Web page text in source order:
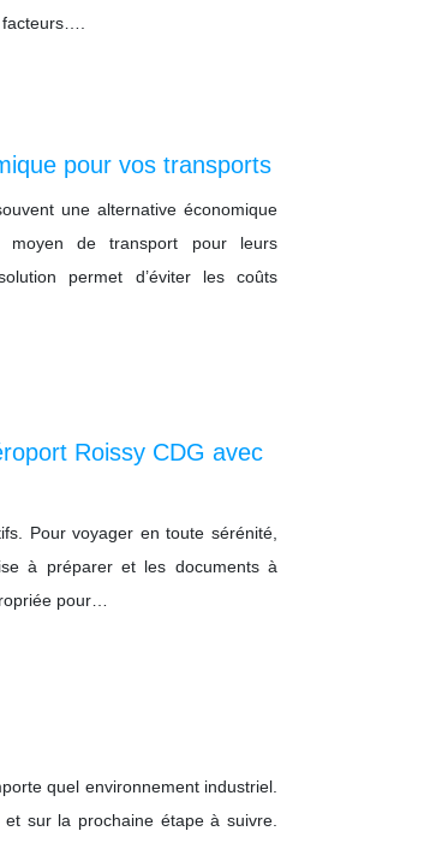
pour vos transports
une alternative économique
moyen de transport pour leurs
permet d’éviter les coûts
Roissy CDG avec
Pour voyager en toute sérénité,
à préparer et les documents à
pour…
quel environnement industriel.
sur la prochaine étape à suivre.